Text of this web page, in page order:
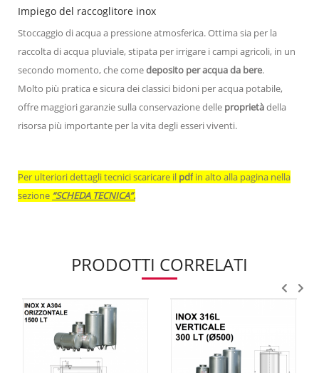
Impiego del raccoglitore inox
Stoccaggio di acqua a pressione atmosferica. Ottima sia per la
raccolta di acqua pluviale, stipata per irrigare i campi agricoli, in un
secondo momento, che comedeposito per acqua da bere.
Molto più pratica e sicura dei classici bidoni per acqua potabile,
offre maggiori garanzie sulla conservazione delle proprietàdella
risorsa più importante per la vita degli esseri viventi.
Per ulteriori dettagli tecnici scaricare il pdf in alto alla pagina nella
sezione “SCHEDA TECNICA”.
PRODOTTI CORRELATI